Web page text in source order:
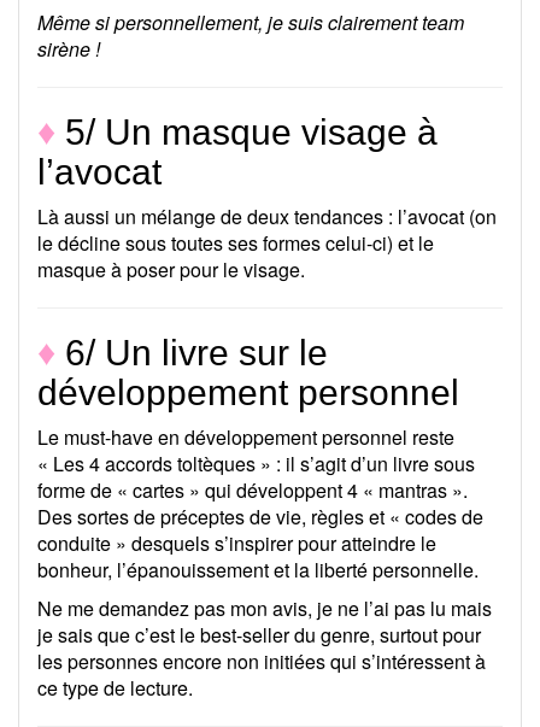
Même si personnellement, je suis clairement team
sirène !
♦ 5/ Un masque visage à
l’avocat
Là aussi un mélange de deux tendances : l’avocat (on
le décline sous toutes ses formes celui-ci) et le
masque à poser pour le visage.
♦ 6/ Un livre sur le
développement personnel
Le must-have en développement personnel reste
« Les 4 accords toltèques » : il s’agit d’un livre sous
forme de « cartes » qui développent 4 « mantras ».
Des sortes de préceptes de vie, règles et « codes de
conduite » desquels s’inspirer pour atteindre le
bonheur, l’épanouissement et la liberté personnelle.
Ne me demandez pas mon avis, je ne l’ai pas lu mais
je sais que c’est le best-seller du genre, surtout pour
les personnes encore non initiées qui s’intéressent à
ce type de lecture.